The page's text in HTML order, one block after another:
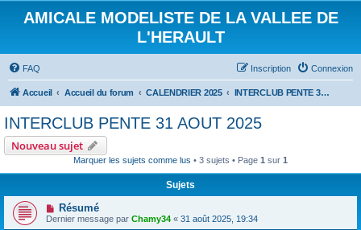
AMICALE MODELISTE DE LA VALLEE DE
L'HERAULT
FAQ Connexion
Inscription
Accueil Accueil du forum CALENDRIER 2025 INTERCLUB PENTE 31 AOUT 2025
INTERCLUB PENTE 31 AOUT 2025
Nouveau sujet
Marquer les sujets comme lus • 3 sujets • Page 1 sur 1
Sujets
Résumé
Dernier message par Chamy34 « 31 août 2025, 19:34